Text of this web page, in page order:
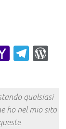
Yahoo
qualsiasi
ho nel mio sito